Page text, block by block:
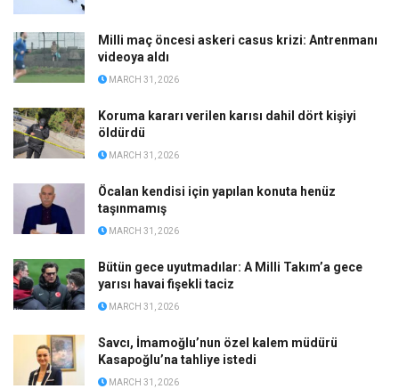
Milli maç öncesi askeri casus krizi: Antrenmanı
videoya aldı
MARCH 31, 2026
Koruma kararı verilen karısı dahil dört kişiyi
öldürdü
MARCH 31, 2026
Öcalan kendisi için yapılan konuta henüz
taşınmamış
MARCH 31, 2026
Bütün gece uyutmadılar: A Milli Takım’a gece
yarısı havai fişekli taciz
MARCH 31, 2026
Savcı, İmamoğlu’nun özel kalem müdürü
Kasapoğlu’na tahliye istedi
MARCH 31, 2026